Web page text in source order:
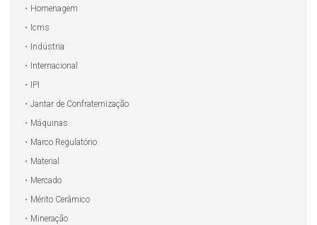
Homenagem
Icms
Indústria
Internacional
IPI
Jantar de Confraternização
Máquinas
Marco Regulatório
Material
Mercado
Mérito Cerâmico
Mineração